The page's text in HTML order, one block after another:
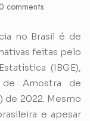
0 comments
no Brasil é de
feitas pelo
(IBGE),
de Amostra de
de 2022. Mesmo
e apesar